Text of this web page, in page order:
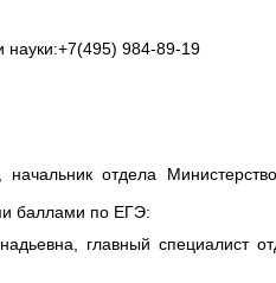
науки:+7(495) 984-89-19
отдела
баллами по ЕГЭ:
главный специалист